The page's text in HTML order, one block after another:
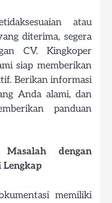
atau
diterima, segera
CV. Kingkoper
siap memberikan
Berikan informasi
Anda alami, dan
panduan
Masalah dengan
Lengkap
memiliki